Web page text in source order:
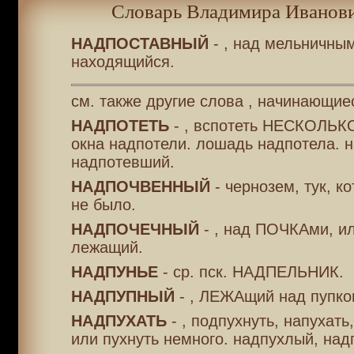
Словарь Владимира
НАДПОСТАВНЫЙ - , над
находящийся.
см. также другие слова ,
НАДПОТЕТЬ- , вспотеть
окна надпотели. лошадь надпотела.
надпотевший.
НАДПОЧВЕННЫЙ - чернозем, тук,
не было.
НАДПОЧЕЧНЫЙ - , над ПОЧКАми,
лежащий.
НАДПУНЬЕ- ср. пск. НАДПЕЛЬНИК.
НАДПУПНЫЙ - , ЛЕЖАщий над
НАДПУХАТЬ- , подпухнуть,
или пухнуть немного. надпухлый,